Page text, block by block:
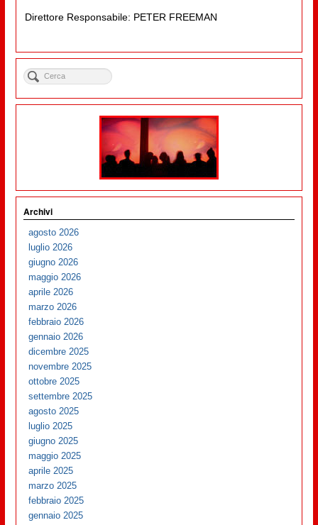
Direttore Responsabile: PETER FREEMAN
Archivi
agosto 2026
luglio 2026
giugno 2026
maggio 2026
aprile 2026
marzo 2026
febbraio 2026
gennaio 2026
dicembre 2025
novembre 2025
ottobre 2025
settembre 2025
agosto 2025
luglio 2025
giugno 2025
maggio 2025
aprile 2025
marzo 2025
febbraio 2025
gennaio 2025